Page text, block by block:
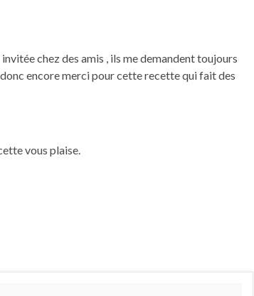
chez des amis , ils me demandent toujours
encore merci pour cette recette qui fait des
vous plaise.